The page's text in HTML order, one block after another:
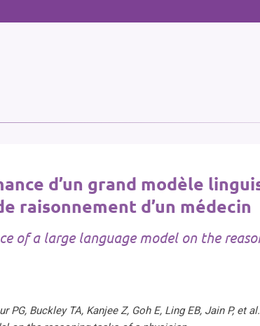
d’un grand modèle
raisonnement d’un médecin
of a large language model on the
PG, Buckley TA, Kanjee Z, Goh E, Ling EB, Jain P, et